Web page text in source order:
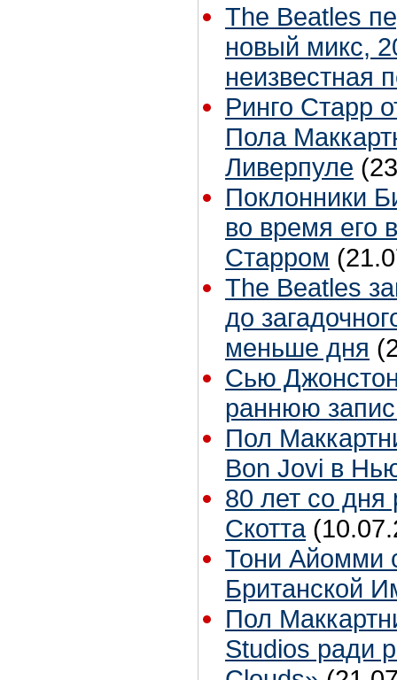
The Beatles
новый микс,
неизвестная
Ринго Старр
Пола
Ливерпуле
Поклонники
во время его
Старром
The Beatles
до
меньше дня
Сью
раннюю
Пол
Bon Jovi в
80 лет со
Скотта
Тони Айомми
Британской
Пол
Studios ради